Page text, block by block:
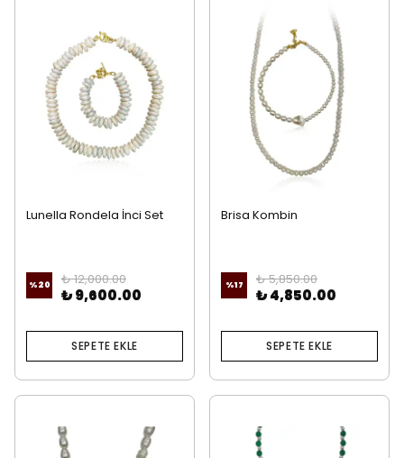
Lunella Rondela İnci Set
%20 ₺ 12,000.00
₺ 9,600.00
SEPETE EKLE
Brisa Kombin
%17 ₺ 5,850.00
₺ 4,850.00
SEPETE EKLE